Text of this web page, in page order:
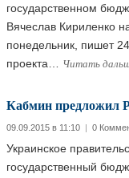
государственном
Вячеслав Кириленко
понедельник, пишет
проекта… Читать
Кабмин предложил
09.09.2015 в 11:10 | 0
Украинское
государственный